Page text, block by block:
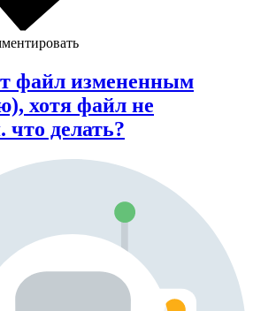
файл измененным
хотя файл не
что делать?